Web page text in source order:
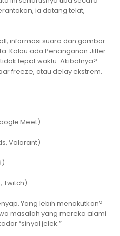
ia datang telat,
informasi suara dan gambar
Kalau ada Penanganan Jitter
tepat waktu. Akibatnya?
freeze, atau delay ekstrem.
Meet)
Valorant)
Twitch)
Yang lebih menakutkan?
masalah yang mereka alami
“sinyal jelek.”